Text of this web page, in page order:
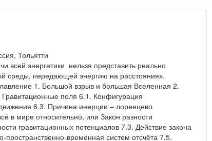
Россия, Тольятти
всей энергетики нельзя представить реально
среды, передающей энергию на расстояниях.
Большой взрыв и большая Вселенная 2.
поля 6.1. Конфигурация
6.3. Причина инерции – лоренцево
в мире относительно, или Закон разности
гравитационных потенциалов 7.3. Действие закона
пространственно-временная систем отсчёта 7.5.